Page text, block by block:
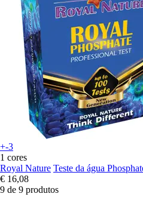
+-3
1 cores
Royal Nature Teste da água
€ 16,08
9 de 9 produtos